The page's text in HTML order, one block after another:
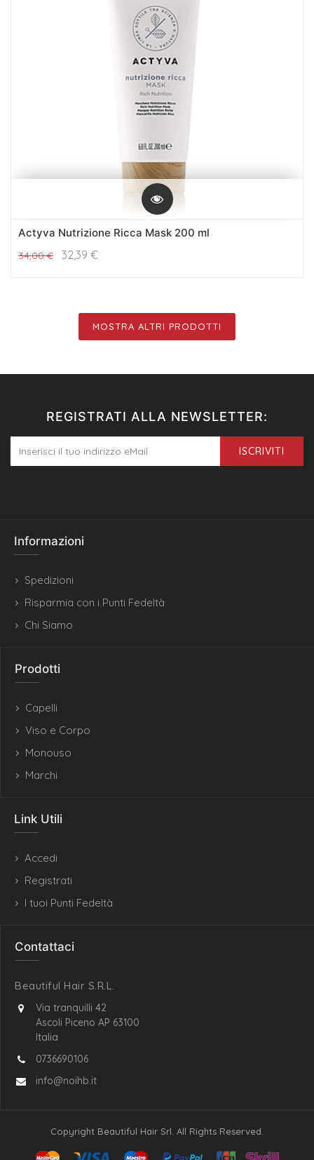
Actyva Nutrizione Ricca Mask 200 ml
34,00€ 32,39 €
MOSTRA ALTRI PRODOTTI
REGISTRATI ALLA NEWSLETTER:
ISCRIVITI
Informazioni
Spedizioni
Risparmia con i Punti Fedeltà
Chi Siamo
Prodotti
Capelli
Viso e Corpo
Monouso
Marchi
Link Utili
Accedi
Registrati
I tuoi Punti Fedeltà
Contattaci
Beautiful Hair S.R.L.
Via tranquilli 42
Ascoli Piceno AP 63100
Italia
0736690106
info@noihb.it
Copyright Beautiful Hair Srl. All Rights Reserved.